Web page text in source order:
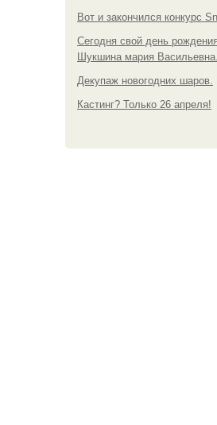
Вот и закончился конкурс
Сегодня свой день
Шукшина мария Васильевна.
Декупаж новогодних шаров.
Кастинг? Только 26 апреля!